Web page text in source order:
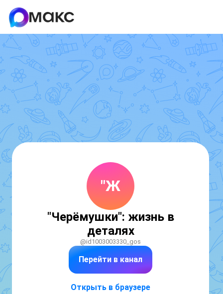
"Ж
"Черёмушки": жизнь в
деталях
@id1003003330_gos
Перейти в канал
Открыть в браузере